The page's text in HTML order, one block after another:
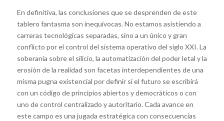
En definitiva, las conclusiones que se desprenden de este
tablero fantasma son inequívocas. No estamos asistiendo a
carreras tecnológicas separadas, sino a un único y gran
conflicto por el control del sistema operativo del siglo XXI. La
soberanía sobre el silicio, la automatización del poder letal y la
erosión de la realidad son facetas interdependientes de una
misma pugna existencial por definir si el futuro se escribirá
con un código de principios abiertos y democráticos o con
uno de control centralizado y autoritario. Cada avance en
este campo es una jugada estratégica con consecuencias